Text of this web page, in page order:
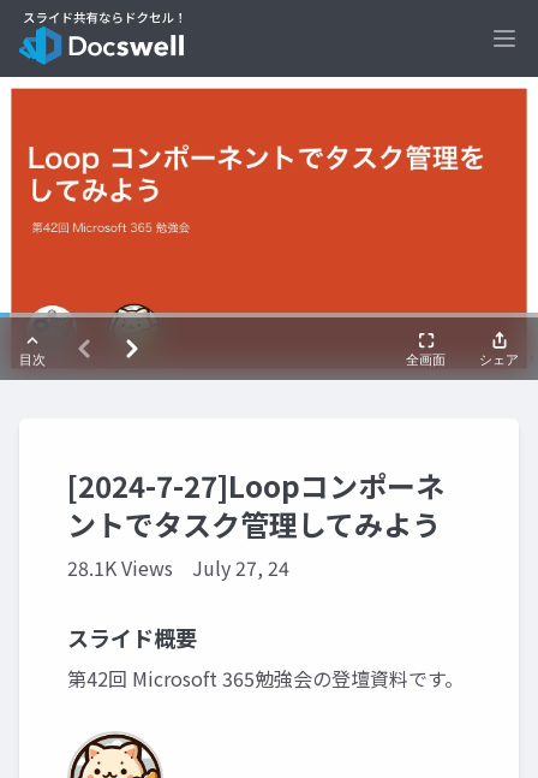
[2024-7-27]Loopコンポーネ
ントでタスク管理してみよう
28.1K Views July 27, 24
スライド概要
第42回 Microsoft 365勉強会の登壇資料です。